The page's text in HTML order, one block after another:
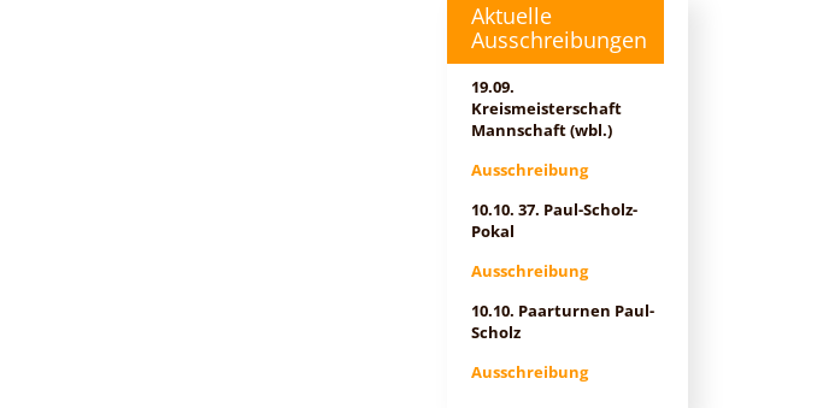
Aktuelle
Ausschreibungen
19.09.
Kreismeisterschaft
Mannschaft (wbl.)
Ausschreibung
10.10. 37. Paul-Scholz-
Pokal
Ausschreibung
10.10. Paarturnen Paul-
Scholz
Ausschreibung